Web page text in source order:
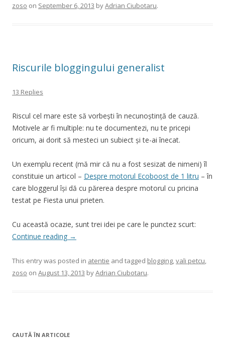
zoso on September 6, 2013 byAdrian Ciubotaru.
Riscurile bloggingului generalist
13 Replies
Riscul cel mare este să vorbești în necunoștință de cauză.
Motivele ar fi multiple: nu te documentezi, nu te pricepi
oricum, ai dorit să mesteci un subiect și te-ai înecat.
Un exemplu recent (mă mir că nu a fost sesizat de nimeni) îl
constituie un articol – Despre motorul Ecoboost de 1 litru – în
care bloggerul își dă cu părerea despre motorul cu pricina
testat pe Fiesta unui prieten.
Cu această ocazie, sunt trei idei pe care le punctez scurt:
Continue reading →
This entry was posted in atentie and tagged blogging,vali petcu,
zoso on August 13, 2013 byAdrian Ciubotaru.
CAUTĂ ÎN ARTICOLE